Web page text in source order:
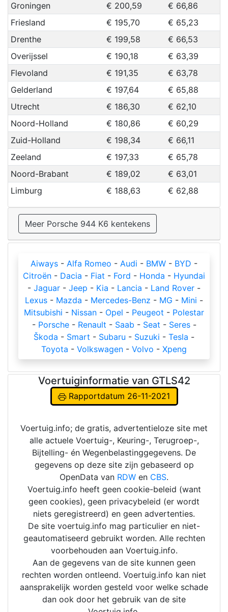
Groningen
€ 200,59
€ 66,86
Friesland
€ 195,70
€ 65,23
Drenthe
€ 199,58
€ 66,53
Overijssel
€ 190,18
€ 63,39
Flevoland
€ 191,35
€ 63,78
Gelderland
€ 197,64
€ 65,88
Utrecht
€ 186,30
€ 62,10
Noord-Holland
€ 180,86
€ 60,29
Zuid-Holland
€ 198,34
€ 66,11
Zeeland
€ 197,33
€ 65,78
Noord-Brabant
€ 189,02
€ 63,01
Limburg
€ 188,63 € 62,88
Meer Porsche 944 K6 kentekens
Aiways - Alfa Romeo - Audi - BMW - BYD -
Citroën - Dacia - Fiat - Ford - Honda - Hyundai
- Jaguar - Jeep - Kia - Lancia - Land Rover -
Lexus - Mazda - Mercedes-Benz - MG - Mini -
Mitsubishi - Nissan - Opel - Peugeot - Polestar
- Porsche- Renault - Saab - Seat - Seres-
Škoda - Smart - Subaru - Suzuki - Tesla -
Toyota - Volkswagen - Volvo - Xpeng
Voertuiginformatie van GTLS42
Rapportdatum 26-11-2021
Voertuig.info; de gratis, advertentieloze site met
alle actuele Voertuig-, Keuring-, Terugroep-,
Bijtelling- én Wegenbelastinggegevens. De
gegevens op deze site zijn gebaseerd op
OpenData van RDW en CBS.
Voertuig.info heeft geen cookie-beleid (want
geen cookies), geen privacybeleid (er wordt
niets geregistreerd) en geen advertenties.
De site voertuig.info mag particulier en niet-
geautomatiseerd gebruikt worden. Alle rechten
voorbehouden aan Voertuig.info.
Aan de gegevens van de site kunnen geen
rechten worden ontleend. Voertuig.info kan niet
aansprakelijk worden gesteld voor welke schade
dan ook door het gebruik van de site